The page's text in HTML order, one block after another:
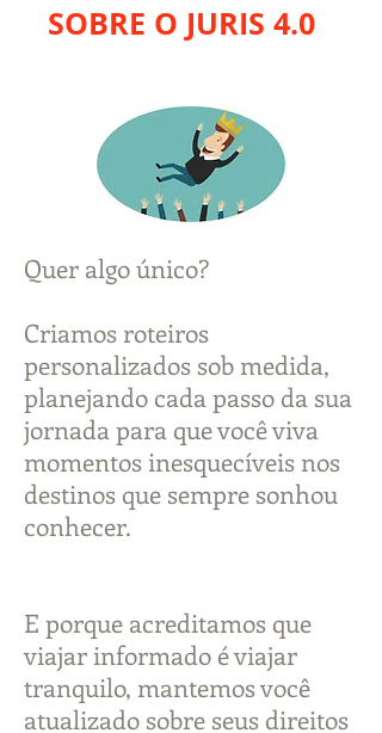
SOBRE O JURIS 4.0
Quer algo único?
Criamos roteiros
personalizados sob medida,
planejando cada passo da sua
jornada para que você viva
momentos inesquecíveis nos
destinos que sempre sonhou
conhecer.
E porque acreditamos que
viajar informado é viajar
tranquilo, mantemos você
atualizado sobre seus direitos